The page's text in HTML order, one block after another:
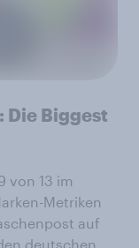
Die Biggest
von 13 im
Metriken
auf
deutschen